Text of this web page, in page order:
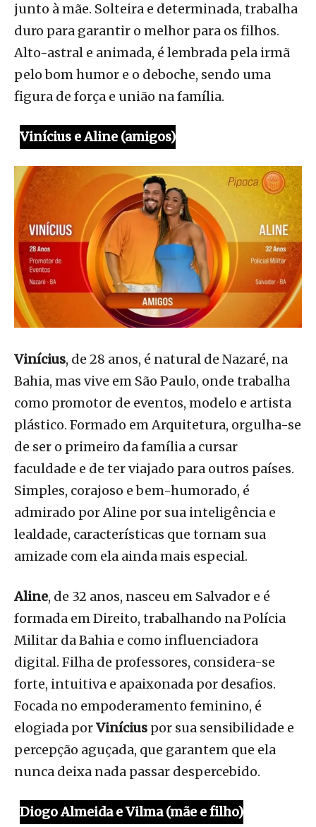
junto à mãe. Solteira e determinada, trabalha
duro para garantir o melhor para os filhos.
Alto-astral e animada, é lembrada pela irmã
pelo bom humor e o deboche, sendo uma
figura de força e união na família.
Vinícius e Aline (amigos)
Vinícius, de 28 anos, é natural de Nazaré, na
Bahia, mas vive em São Paulo, onde trabalha
como promotor de eventos, modelo e artista
plástico. Formado em Arquitetura, orgulha-se
de ser o primeiro da família a cursar
faculdade e de ter viajado para outros países.
Simples, corajoso e bem-humorado, é
admirado por Aline por sua inteligência e
lealdade, características que tornam sua
amizade com ela ainda mais especial.
Aline, de 32 anos, nasceu em Salvador e é
formada em Direito, trabalhando na Polícia
Militar da Bahia e como influenciadora
digital. Filha de professores, considera-se
forte, intuitiva e apaixonada por desafios.
Focada no empoderamento feminino, é
elogiada porVinícius por sua sensibilidade e
percepção aguçada, que garantem que ela
nunca deixa nada passar despercebido.
Diogo Almeida e Vilma (mãe e filho)